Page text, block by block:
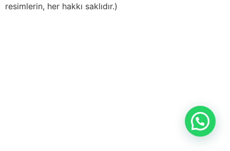
resimlerin, her hakkı saklıdır.)